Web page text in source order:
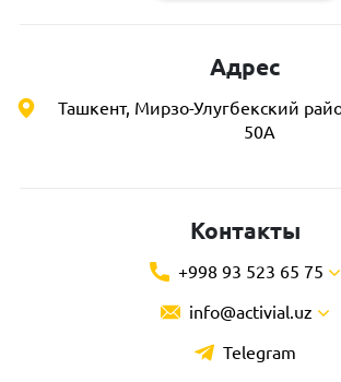
Адрес
Ташкент, Мирзо-Улугбекский
50А
Контакты
+998 93 523 65 75
info@activial.uz
Telegram